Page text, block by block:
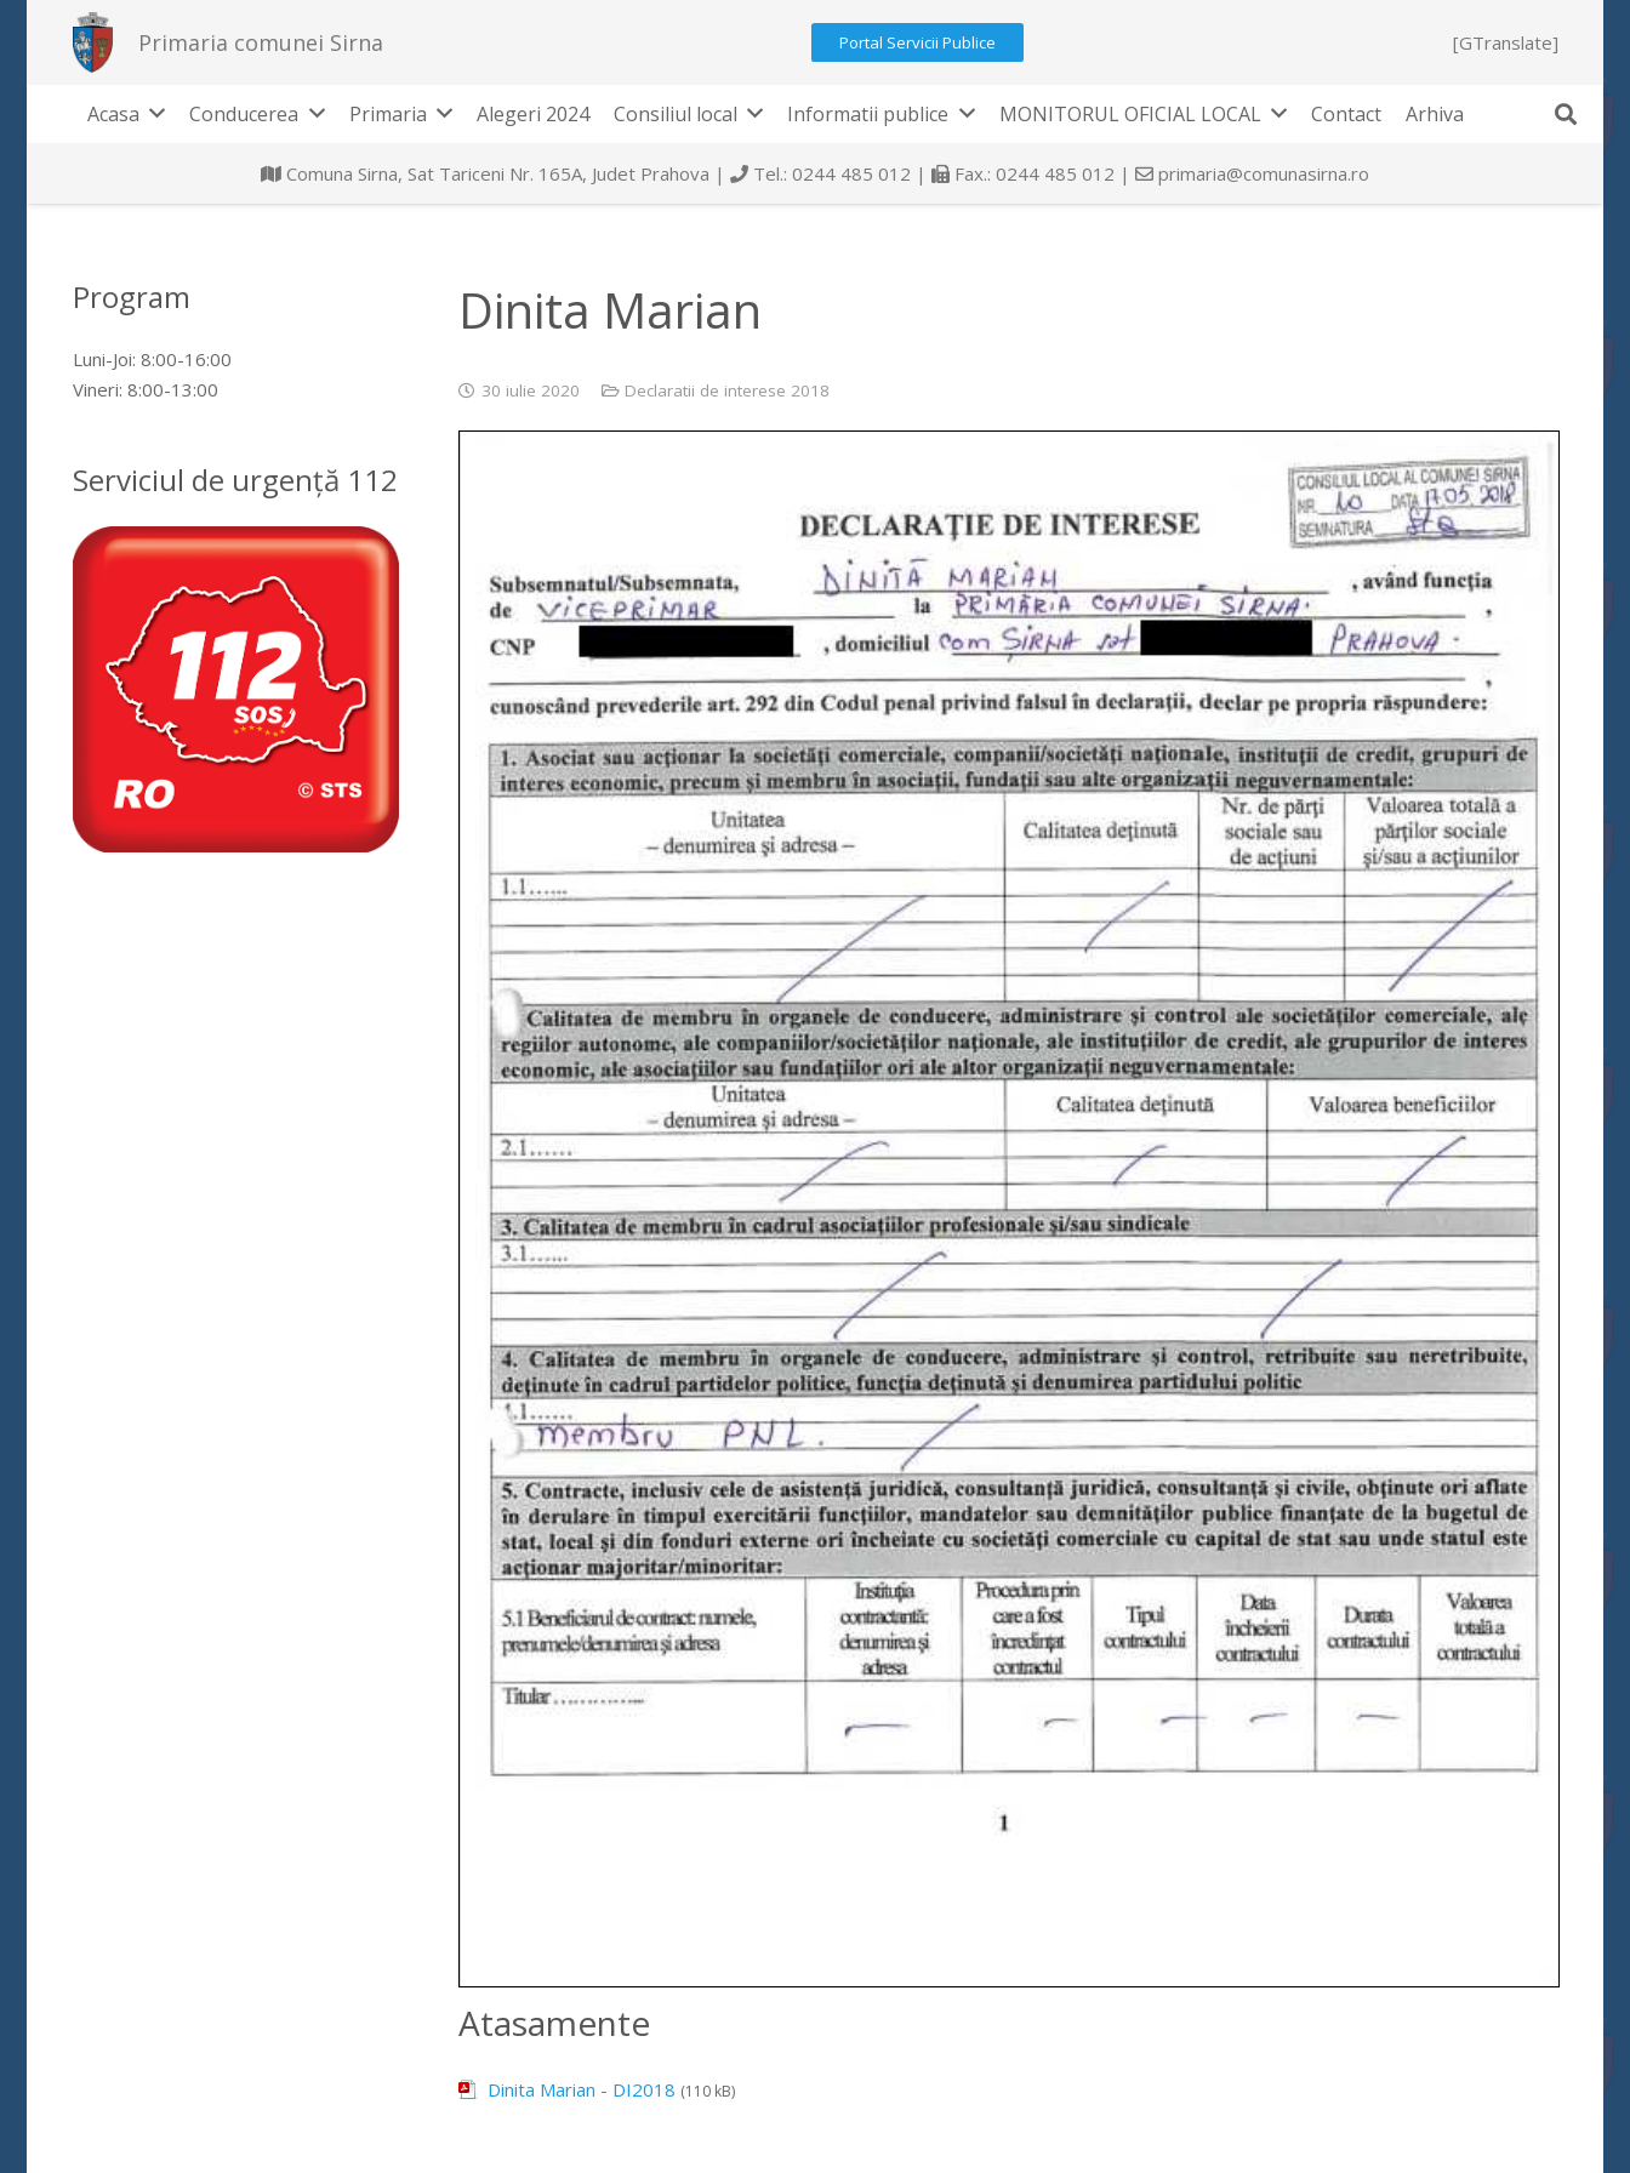
Primaria comunei Sirna Portal Servicii Publice [GTranslate]
Acasa Conducerea Primaria Alegeri 2024 Consiliul local Informatii publice MONITORUL OFICIAL LOCAL Contact Arhiva
Comuna Sirna, Sat Tariceni Nr. 165A, Judet Prahova | Tel.: 0244 485 012 | Fax.: 0244 485 012 | primaria@comunasirna.ro
Dinita Marian
30 iulie 2020 Declaratii de interese 2018
Atasamente
Dinita Marian - DI2018 (110 kB)
Program
Luni-Joi: 8:00-16:00
Vineri: 8:00-13:00
Serviciul de urgență 112